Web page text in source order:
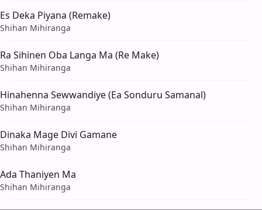
Es Deka Piyana (Remake)
Shihan Mihiranga
Ra Sihinen Oba Langa Ma (Re Make)
Shihan Mihiranga
Hinahenna Sewwandiye (Ea Sonduru Samanal)
Shihan Mihiranga
Dinaka Mage Divi Gamane
Shihan Mihiranga
Ada Thaniyen Ma
Shihan Mihiranga